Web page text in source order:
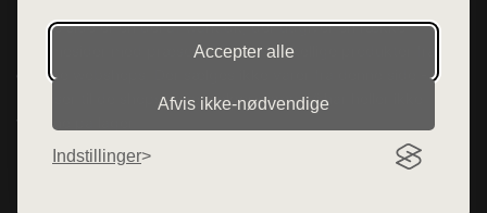
Accepter alle
Afvis ikke‑nødvendige
Indstillinger
Denne side er en del af want.dk, der udgiver en række
hjemmesider med præsentation af forskellige produkter fra
diverse webshops. Der sælges ikke varer fra denne side - vi
henviser til de shops, som sælger varen. Vi har heller ikke
varerne på lager.
© 2026 kompetencecenter-silkeborg.dk. Alle rettigheder